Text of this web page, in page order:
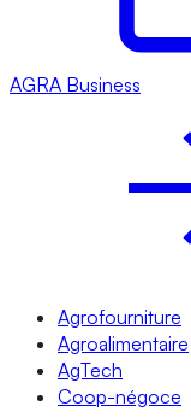
AGRA Business
Agrofourniture
Agroalimentaire
AgTech
Coop-négoce